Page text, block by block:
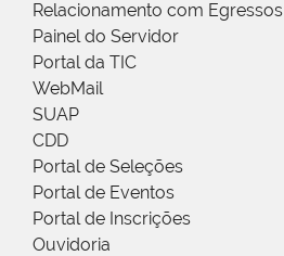
Relacionamento com Egressos
Painel do Servidor
Portal da TIC
WebMail
SUAP
CDD
Portal de Seleções
Portal de Eventos
Portal de Inscrições
Ouvidoria